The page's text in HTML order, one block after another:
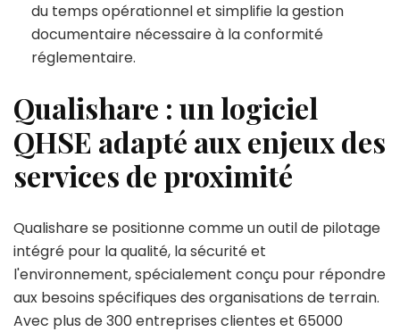
du temps opérationnel et simplifie la gestion
documentaire nécessaire à la conformité
réglementaire.
Qualishare : un logiciel
QHSE adapté aux enjeux des
services de proximité
Qualishare se positionne comme un outil de pilotage
intégré pour la qualité, la sécurité et
l'environnement, spécialement conçu pour répondre
aux besoins spécifiques des organisations de terrain.
Avec plus de 300 entreprises clientes et 65000